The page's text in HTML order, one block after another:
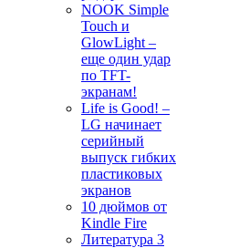
NOOK Simple
Touch и
GlowLight –
еще один удар
по TFT-
экранам!
Life is Good! –
LG начинает
серийный
выпуск гибких
пластиковых
экранов
10 дюймов от
Kindle Fire
Литература 3